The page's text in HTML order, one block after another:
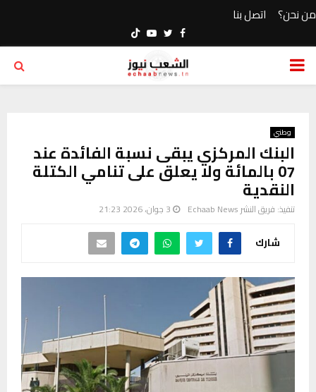
من نحن؟ اتصل بنا
Facebook
Twitter
Youtube
PRIMARY
وطني
البنك المركزي يبقى نسبة الفائدة عند
07 بالمائة ولا يعلق على تنامي الكتلة
النقدية
تنفيذ: فريق النشر Echaab News 3 جوان، 2026 21:23
شارك